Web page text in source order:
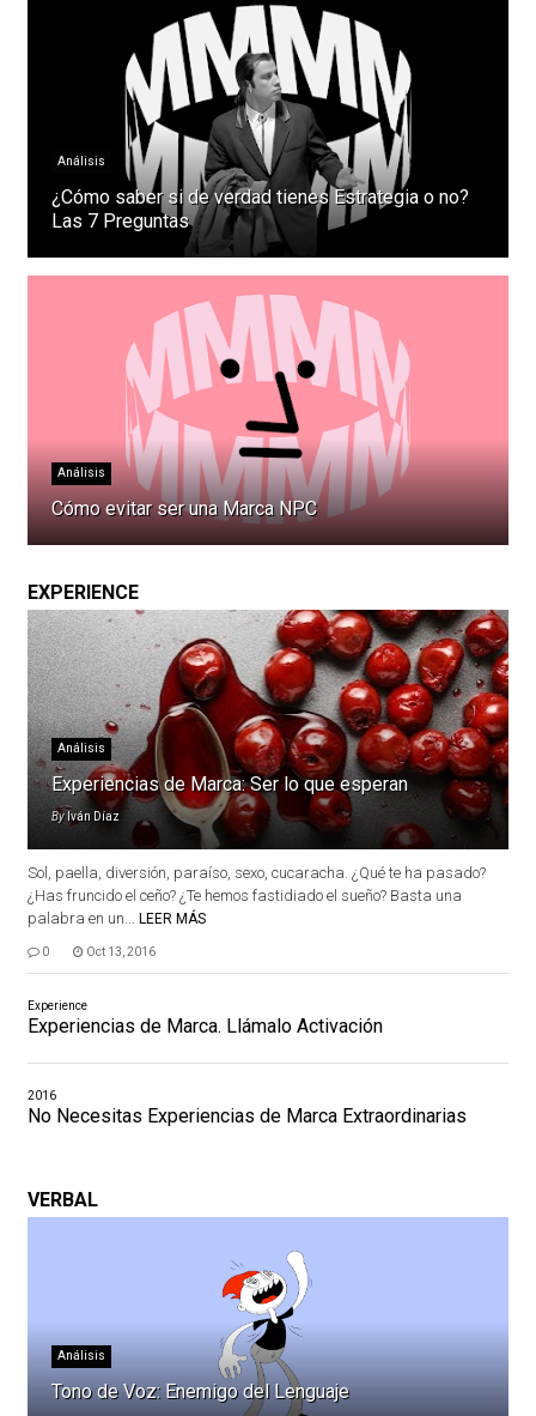
Análisis
¿Cómo saber si de verdad tienes Estrategia o no?
Las 7 Preguntas
Análisis
Cómo evitar ser una Marca NPC
EXPERIENCE
Análisis
Experiencias de Marca: Ser lo que esperan
By Iván Díaz
Sol, paella, diversión, paraíso, sexo, cucaracha. ¿Qué te ha pasado?
¿Has fruncido el ceño? ¿Te hemos fastidiado el sueño? Basta una
palabra en un... LEER MÁS
0 Oct 13, 2016
Experience
Experiencias de Marca. Llámalo Activación
2016
No Necesitas Experiencias de Marca Extraordinarias
VERBAL
Análisis
Tono de Voz: Enemigo del Lenguaje